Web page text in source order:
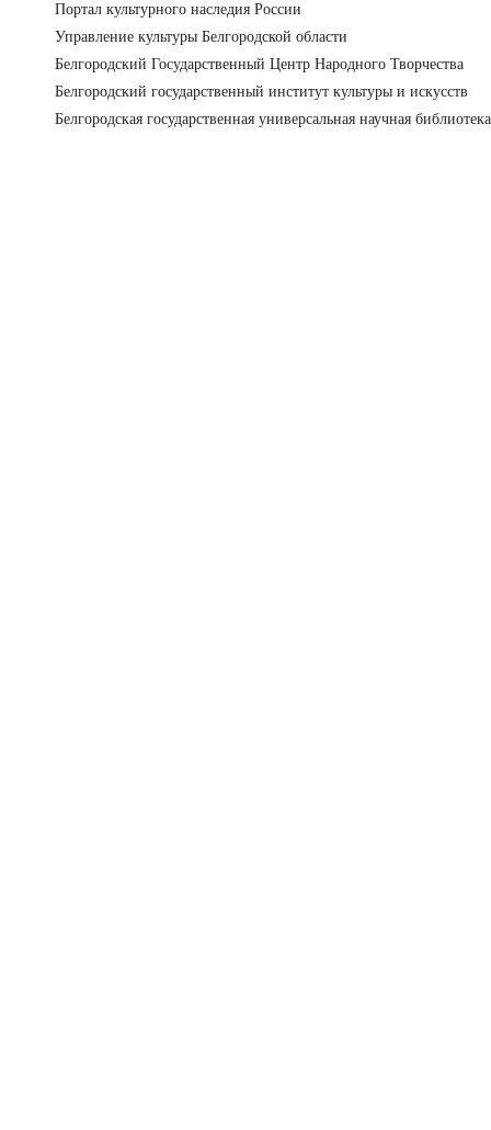
Портал культурного наследия России
Управление культуры Белгородской области
Белгородский Государственный Центр Народного Творчества
Белгородский государственный институт культуры и искусств
Белгородская государственная универсальная научная библиотека